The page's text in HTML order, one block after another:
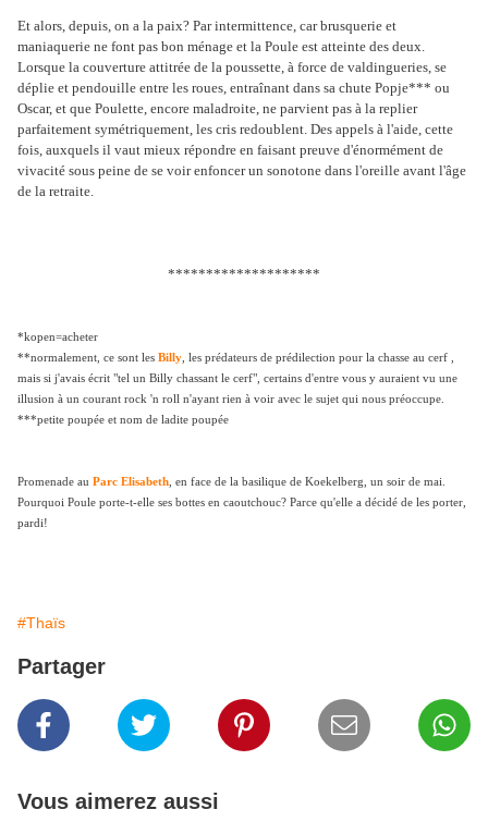
Et alors, depuis, on a la paix? Par intermittence, car brusquerie et
maniaquerie ne font pas bon ménage et la Poule est atteinte des deux.
Lorsque la couverture attitrée de la poussette, à force de valdingueries, se
déplie et pendouille entre les roues, entraînant dans sa chute Popje*** ou
Oscar, et que Poulette, encore maladroite, ne parvient pas à la replier
parfaitement symétriquement, les cris redoublent. Des appels à l'aide, cette
fois, auxquels il vaut mieux répondre en faisant preuve d'énormément de
vivacité sous peine de se voir enfoncer un sonotone dans l'oreille avant l'âge
de la retraite.
********************
*kopen=acheter
**normalement, ce sont les Billy , les prédateurs de prédilection pour la chasse au cerf ,
mais si j'avais écrit "tel un Billy chassant le cerf", certains d'entre vous y auraient vu une
illusion à un courant rock 'n roll n'ayant rien à voir avec le sujet qui nous préoccupe.
***petite poupée et nom de ladite poupée
Promenade au Parc Elisabeth , en face de la basilique de Koekelberg, un soir de mai.
Pourquoi Poule porte-t-elle ses bottes en caoutchouc? Parce qu'elle a décidé de les porter,
pardi!
#Thaïs
Partager
Vous aimerez aussi